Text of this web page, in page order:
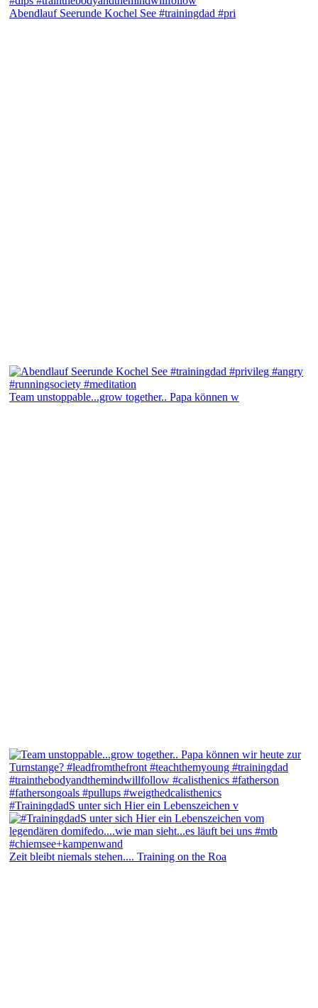
Abendlauf Seerunde Kochel See #trainingdad #pri
Team unstoppable...grow together.. Papa können w
#TrainingdadS unter sich Hier ein Lebenszeichen v
Zeit bleibt niemals stehen.... Training on the Roa